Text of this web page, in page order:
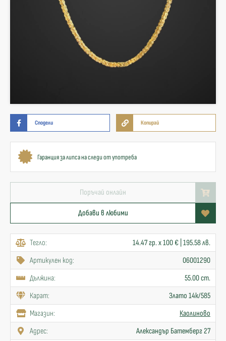
Сподели Копирай
Гаранция за липса на следи от употреба
Поръчай онлайн
Добави в любими
Тегло:
14.47 гр. x 100 € | 195.58 лв.
Артикулен код:
06001290
Дължина:
55.00 cm.
Карат:
Злато 14к/585
Mагазин:
Каолиново
Адрес:
Александър Батемберг 27